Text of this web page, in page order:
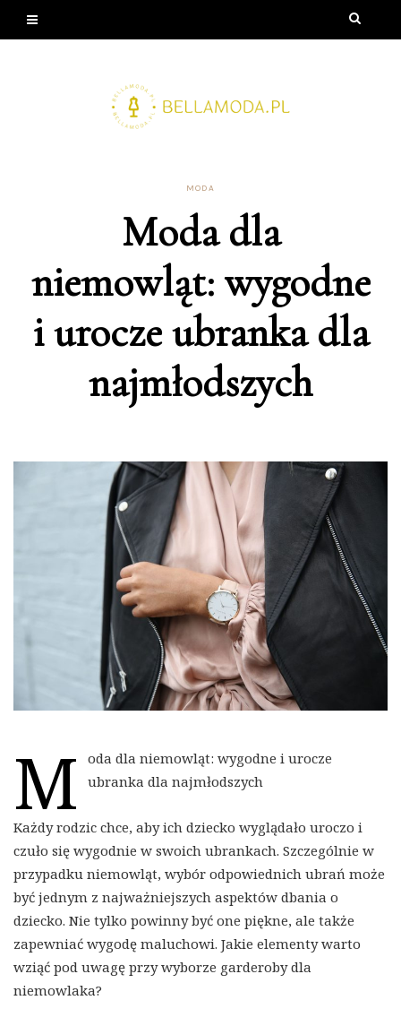
MODA
Moda dla
niemowląt: wygodne
i urocze ubranka dla
najmłodszych
M
oda dla niemowląt: wygodne i urocze
ubranka dla najmłodszych
Każdy rodzic chce, aby ich dziecko wyglądało uroczo i
czuło się wygodnie w swoich ubrankach. Szczególnie w
przypadku niemowląt, wybór odpowiednich ubrań może
być jednym z najważniejszych aspektów dbania o
dziecko. Nie tylko powinny być one piękne, ale także
zapewniać wygodę maluchowi. Jakie elementy warto
wziąć pod uwagę przy wyborze garderoby dla
niemowlaka?